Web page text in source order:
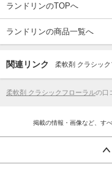
ランドリンのTOPへ
ランドリンの商品一覧へ
関連リンク 柔軟剤 クラシッ
柔軟剤 クラシックフローラルの口
掲載の情報・画像など、す